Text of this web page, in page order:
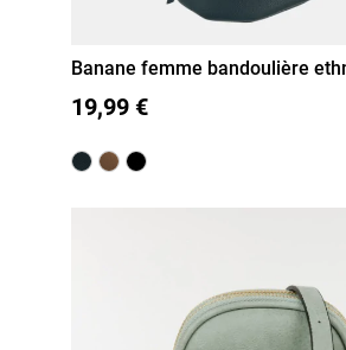
T U
Banane femme bandoulière
19,99 €